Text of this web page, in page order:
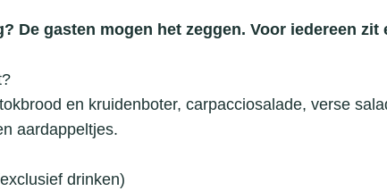
De gasten mogen het zeggen. Voor iedereen
en kruidenboter, carpacciosalade, verse
aardappeltjes.
drinken)